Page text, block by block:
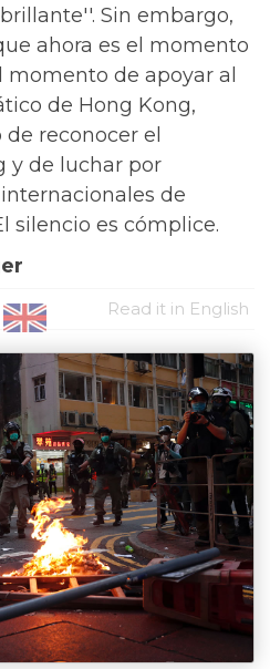
Sin embargo,
ahora es el momento
momento de apoyar al
de Hong Kong,
reconocer el
y de luchar por
de
silencio es cómplice.
Read it in English